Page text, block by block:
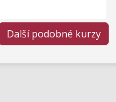
Další podobné kurzy